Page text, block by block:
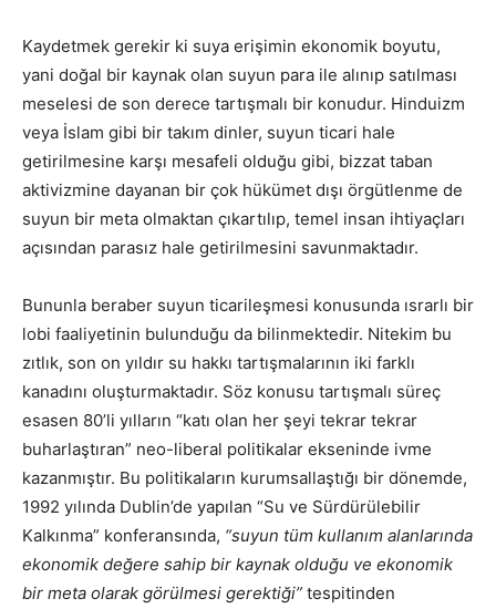
Kaydetmek gerekir ki suya erişimin ekonomik boyutu,
yani doğal bir kaynak olan suyun para ile alınıp satılması
meselesi de son derece tartışmalı bir konudur. Hinduizm
veya İslam gibi bir takım dinler, suyun ticari hale
getirilmesine karşı mesafeli olduğu gibi, bizzat taban
aktivizmine dayanan bir çok hükümet dışı örgütlenme de
suyun bir meta olmaktan çıkartılıp, temel insan ihtiyaçları
açısından parasız hale getirilmesini savunmaktadır.
Bununla beraber suyun ticarileşmesi konusunda ısrarlı bir
lobi faaliyetinin bulunduğu da bilinmektedir. Nitekim bu
zıtlık, son on yıldır su hakkı tartışmalarının iki farklı
kanadını oluşturmaktadır. Söz konusu tartışmalı süreç
esasen 80’li yılların “katı olan her şeyi tekrar tekrar
buharlaştıran” neo-liberal politikalar ekseninde ivme
kazanmıştır. Bu politikaların kurumsallaştığı bir dönemde,
1992 yılında Dublin’de yapılan “Su ve Sürdürülebilir
Kalkınma” konferansında, “suyun tüm kullanım alanlarında
ekonomik değere sahip bir kaynak olduğu ve ekonomik
bir meta olarak görülmesi gerektiği” tespitinden